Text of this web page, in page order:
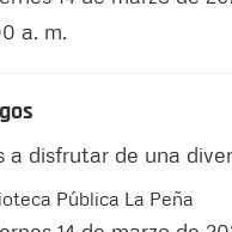
a. m.
a disfrutar de una
Pública La Peña